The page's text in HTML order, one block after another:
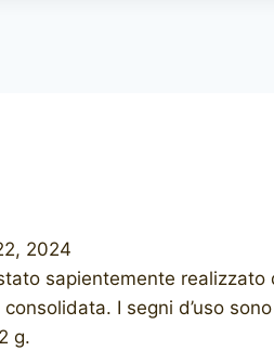
2024
sapientemente
I segni d’uso
g.